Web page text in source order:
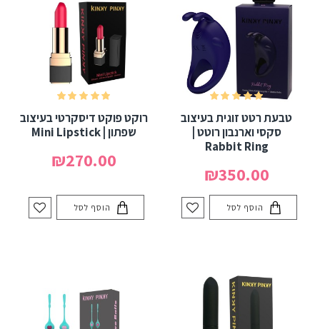
טבעת רטט זוגית בעיצוב
סקסי וארנבון רוטט |
Rabbit Ring
₪350.00
הוסף לסל
רוקט פוקט דיסקרטי בעיצוב
שפתון | Mini Lipstick
₪270.00
הוסף לסל